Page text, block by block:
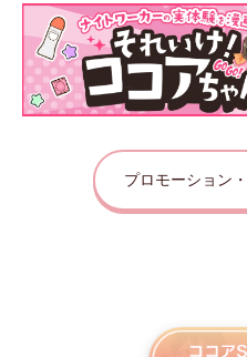
プロモーション